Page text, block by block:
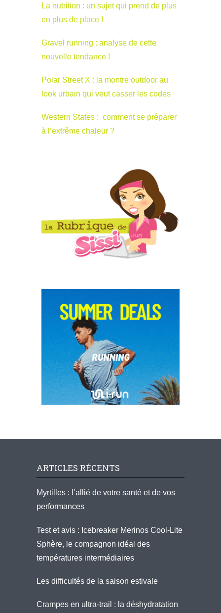
La nutrition : un sujet qui prend de plus
en plus de place !
Gravel running : analyse de cette
nouvelle tendance !
Polar Street X : la montre outdoor au
look urbain qui veut casser les codes
Western States : comment se préparer
à l’extrême chaleur ?
ARTICLES RÉCENTS
Myrtilles : l’allié de votre santé et de vos
performances
Test et avis : Icebreaker Merinos Cool-Lite
Sphère, le compagnon idéal des
températures intermédiaires
Les difficultés de la saison estivale
Crampes en ultra-trail : la déshydratation